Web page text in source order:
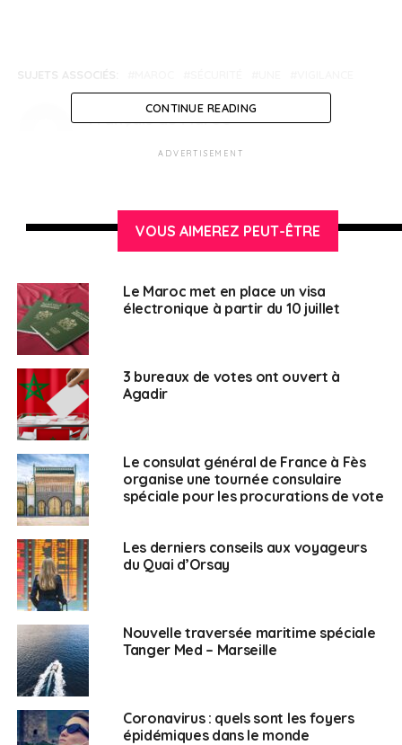
Français au Maroc
CONTINUE READING
ADVERTISEMENT
VOUS AIMEREZ PEUT-ÊTRE
Le Maroc met en place un visa
électronique à partir du 10 juillet
3 bureaux de votes ont ouvert à
Agadir
Le consulat général de France à Fès
organise une tournée consulaire
spéciale pour les procurations de vote
Les derniers conseils aux voyageurs
du Quai d’Orsay
Nouvelle traversée maritime spéciale
Tanger Med – Marseille
Coronavirus : quels sont les foyers
épidémiques dans le monde